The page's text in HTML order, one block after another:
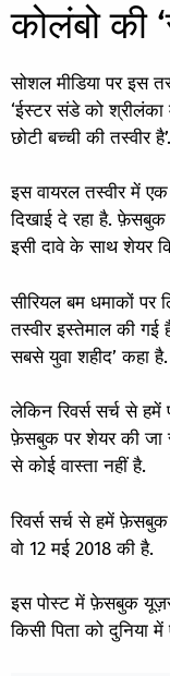
कोलंबो की
सोशल मीडिया पर इस
‘ईस्टर संडे को श्रीलंका
छोटी बच्ची की तस्वीर है’.
इस वायरल तस्वीर में
दिखाई दे रहा है.
इसी दावे के साथ शेयर
सीरियल बम धमाकों पर
तस्वीर इस्तेमाल की
सबसे युवा शहीद’ कहा है.
लेकिन रिवर्स सर्च से
फ़ेसबुक पर शेयर की जा
से कोई वास्ता नहीं है.
रिवर्स सर्च से हमें
वो 12 मई 2018 कीहै.
इस पोस्ट में फ़ेसबुक
किसी पिता को दुनिया